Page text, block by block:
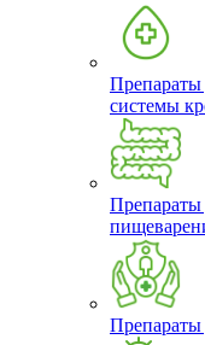
Препараты
системы
Препараты
Препараты